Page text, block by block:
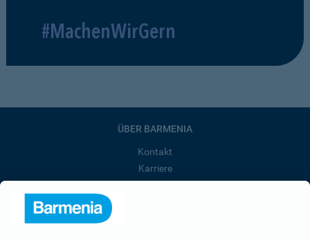
#MachenWirGern
ÜBER BARMENIA
Kontakt
Karriere